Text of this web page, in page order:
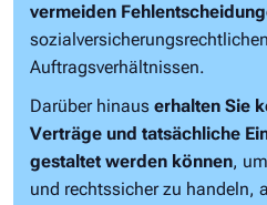
vermeiden
Auftragsverhältnissen.
Darüber hinaus erhalten Sie
Verträge und tatsächliche
gestaltet werden können,
und rechtssicher zu handeln,